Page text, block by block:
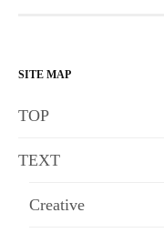
ー
シ
ン
SITE MAP
TOP
TEXT
Creative